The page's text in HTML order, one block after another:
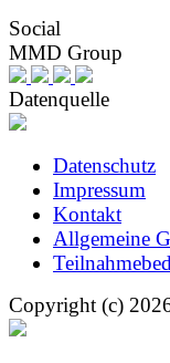
Social
MMD Group
Datenquelle
Datenschutz
Impressum
Kontakt
Allgemeine
Copyright (c)